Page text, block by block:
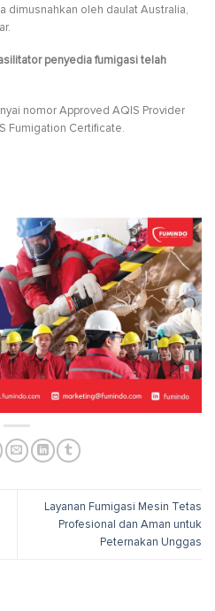
dimusnahkan oleh daulat Australia,
penyedia fumigasi telah
nomor Approved AQIS Provider
Fumigation Certificate.
Layanan Fumigasi Mesin Tetas
Profesional dan Aman untuk
Peternakan Unggas